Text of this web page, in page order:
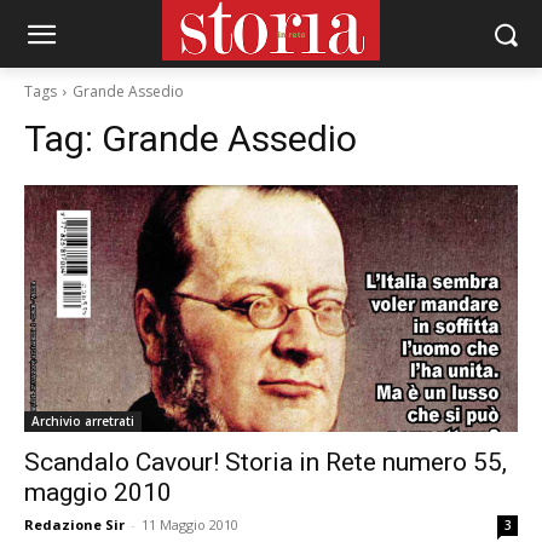
Tags Grande Assedio
Tag: Grande Assedio
Archivio arretrati
Scandalo Cavour! Storia in Rete numero 55,
maggio 2010
Redazione Sir - 11 Maggio 2010 3